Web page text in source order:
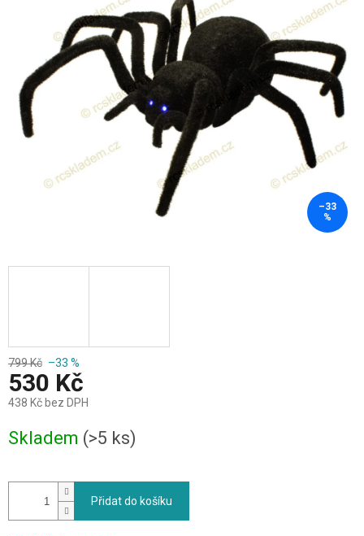
–33
%
799 Kč –33 %
530 Kč
438 Kč bez DPH
cena:
Skladem (>5 ks)
Přidat do košíku